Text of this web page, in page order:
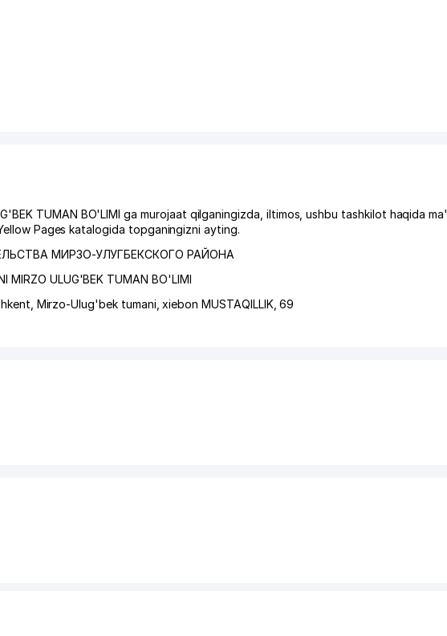
TUMAN BO'LIMI ga murojaat qilganingizda, iltimos, ushbu tashkilot haqida
Pages katalogida topganingizni ayting.
МИРЗО-УЛУГБЕКСКОГО РАЙОНА
MIRZO ULUG'BEK TUMAN BO'LIMI
Mirzo-Ulug'bek tumani ,xiеbon MUSTAQILLIK, 69